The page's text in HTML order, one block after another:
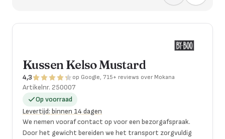
Kussen Kelso Mustard
4,3 op Google, 715+ reviews over Mokana
Artikelnr. 250007
Op voorraad
Levertijd: binnen 14 dagen
We nemen vooraf contact op voor een bezorgafspraak.
Door het gewicht bereiden we het transport zorgvuldig